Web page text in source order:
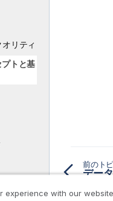
リティ
トと基
ァイリン
前のト
experience with our